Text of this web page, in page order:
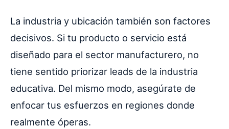
La industria y ubicación también son factores
decisivos. Si tu producto o servicio está
diseñado para el sector manufacturero, no
tiene sentido priorizar leads de la industria
educativa. Del mismo modo, asegúrate de
enfocar tus esfuerzos en regiones donde
realmente óperas.